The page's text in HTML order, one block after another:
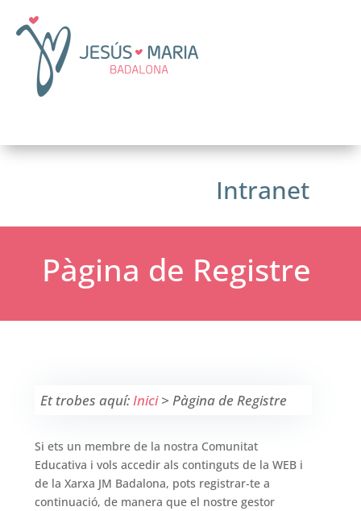
Intranet
Pàgina de Registre
Et trobes aquí:Inici> Pàgina de Registre
Si ets un membre de la nostra Comunitat
Educativa i vols accedir als continguts de la WEB i
de la Xarxa JM Badalona, pots registrar-te a
continuació, de manera que el nostre gestor